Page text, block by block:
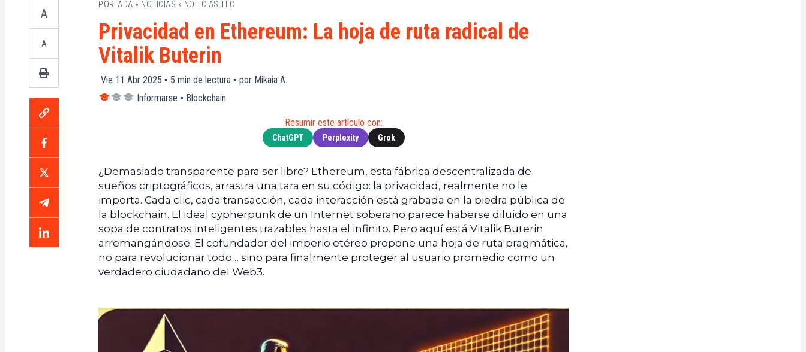
Exchanges
Noticias
de
Web3
XRP
(XRP)
Compra
Guía
Trading
A
A
PORTADA » NOTICIAS » NOTICIAS TEC
Privacidad en Ethereum: La hoja de ruta radical de
Vitalik Buterin
Vie 11 Abr 2025 ▪ 5 min de lectura ▪ por Mikaia A.
Informarse ▪ Blockchain
Resumir este artículo con:
ChatGPT Perplexity Grok
¿Demasiado transparente para ser libre? Ethereum, esta fábrica descentralizada de
sueños criptográficos, arrastra una tara en su código: la privacidad, realmente no le
importa. Cada clic, cada transacción, cada interacción está grabada en la piedra pública de
la blockchain. El ideal cypherpunk de un Internet soberano parece haberse diluido en una
sopa de contratos inteligentes trazables hasta el infinito. Pero aquí está Vitalik Buterin
arremangándose. El cofundador del imperio etéreo propone una hoja de ruta pragmática,
no para revolucionar todo… sino para finalmente proteger al usuario promedio como un
verdadero ciudadano del Web3.